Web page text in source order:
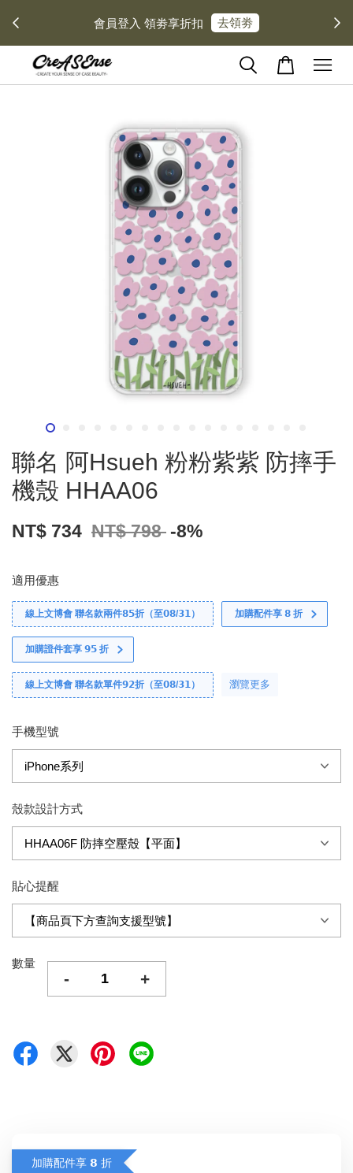
會員登入 領劵享折扣 去領劵
聯名 阿Hsueh 粉粉紫紫 防摔手
機殼 HHAA06
NT$ 734 NT$ 798 -8%
適用優惠
線上文博會 聯名款兩件𝟴𝟱折（至𝟬𝟴/𝟯𝟭） 加購配件享 𝟴 折
加購證件套享 𝟵𝟱 折
線上文博會 聯名款單件𝟵𝟮折（至𝟬𝟴/𝟯𝟭） 瀏覽更多
手機型號
殼款設計方式
貼心提醒
數量
- +
加購配件享 𝟴 折